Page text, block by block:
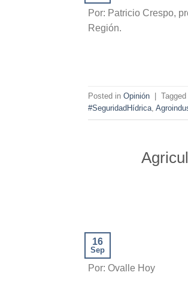
Por: Patricio Crespo,
Región.
Posted in Opinión Tagged
#SeguridadHídrica,
16
Sep
Por: Ovalle Hoy